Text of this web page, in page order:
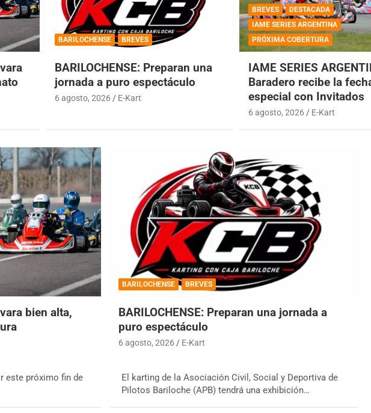
BARILOCHENSE BREVES
BARILOCHENSE: Preparan una
jornada a puro espectáculo
6 agosto, 2026 E-Kart
BREVES
DESTACADA
IAME SERIES ARGENTINA
PRÓXIMA COBERTURA
IAME SERIES
Baradero recibe la
especial con Invitados
6 agosto, 2026 E-Kart
bien alta,
este próximo fin de
BARILOCHENSE BREVES
BARILOCHENSE: Preparan una jornada a
puro espectáculo
6 agosto, 2026 E-Kart
El karting de la Asociación Civil, Social y Deportiva de
Pilotos Bariloche (APB) tendrá una exhibición…